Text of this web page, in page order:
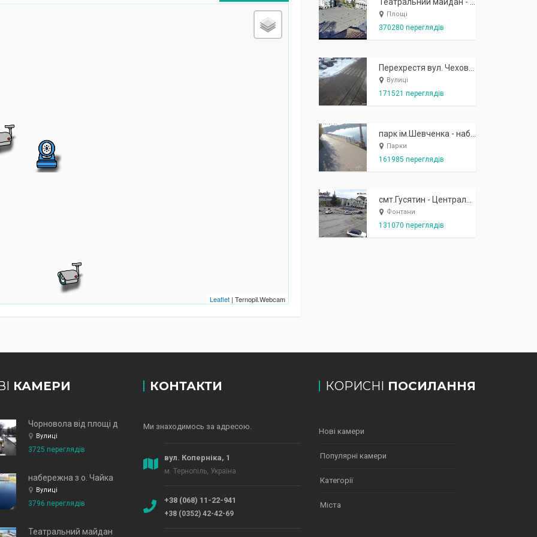
Leaflet| Ternopil.Webcam
Площі
370280 переглядів
Вулиці
171521 переглядів
Парки
161985 переглядів
Фонтани
131070 переглядів
КАМЕРИ
Вулиці
3725 переглядів
набережна з о. Чайка
Вулиці
3796 переглядів
Театральний майдан
КОНТАКТИ
Ми знаходимось за адресою.
вул. Коперніка, 1
м. Тернопіль, Україна
+38 (068) 11-22-941
+38 (0352) 42-42-69
КОРИСНІ ПОСИЛАННЯ
Нові камери
Популярні камери
Категорії
Міста